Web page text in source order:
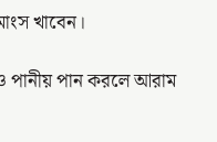
খাবেন।
পানীয় পান করলে আরাম